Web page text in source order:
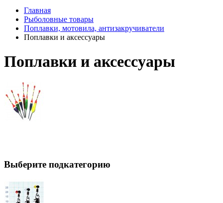
Главная
Рыболовные товары
Поплавки, мотовила, антизакручиватели
Поплавки и аксессуары
Поплавки и аксессуары
Выберите подкатегорию